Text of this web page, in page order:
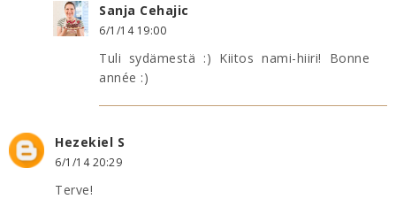
Sanja Cehajic
6/1/14 19:00
Tuli sydämestä :) Kiitos nami-hiiri! Bonne
année :)
Hezekiel S
6/1/14 20:29
Terve!